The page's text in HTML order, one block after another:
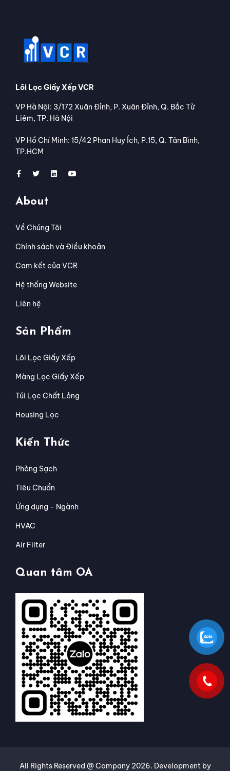
Lõi Lọc Giấy Xếp VCR
VP Hà Nội: 3/172 Xuân Đỉnh, P. Xuân Đỉnh, Q. Bắc Từ
Liêm, TP. Hà Nội
VP Hồ Chí Minh: 15/42 Phan Huy Ích, P.15, Q. Tân Bình,
TP.HCM
About
Về Chúng Tôi
Chính sách và Điều khoản
Cam kết của VCR
Hệ thống Website
Liên hệ
Sản Phẩm
Lõi Lọc Giấy Xếp
Màng Lọc Giấy Xếp
Túi Lọc Chất Lỏng
Housing Lọc
Kiến Thức
Phòng Sạch
Tiêu Chuẩn
Ứng dụng - Ngành
HVAC
Air Filter
Quan tâm OA
All Rights Reserved @ Company 2026. Development by